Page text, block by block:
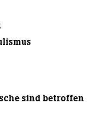
sind betroffen